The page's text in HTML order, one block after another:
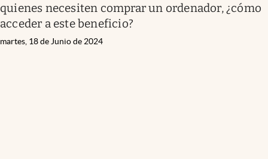
quienes necesiten comprar un ordenador, ¿cómo
acceder a este beneficio?
martes, 18 de Junio de 2024